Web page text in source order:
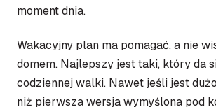
moment dnia.
Wakacyjny plan ma pomagać, a nie
domem. Najlepszy jest taki, który da
codziennej walki. Nawet jeśli jest
niż pierwsza wersja wymyślona pod